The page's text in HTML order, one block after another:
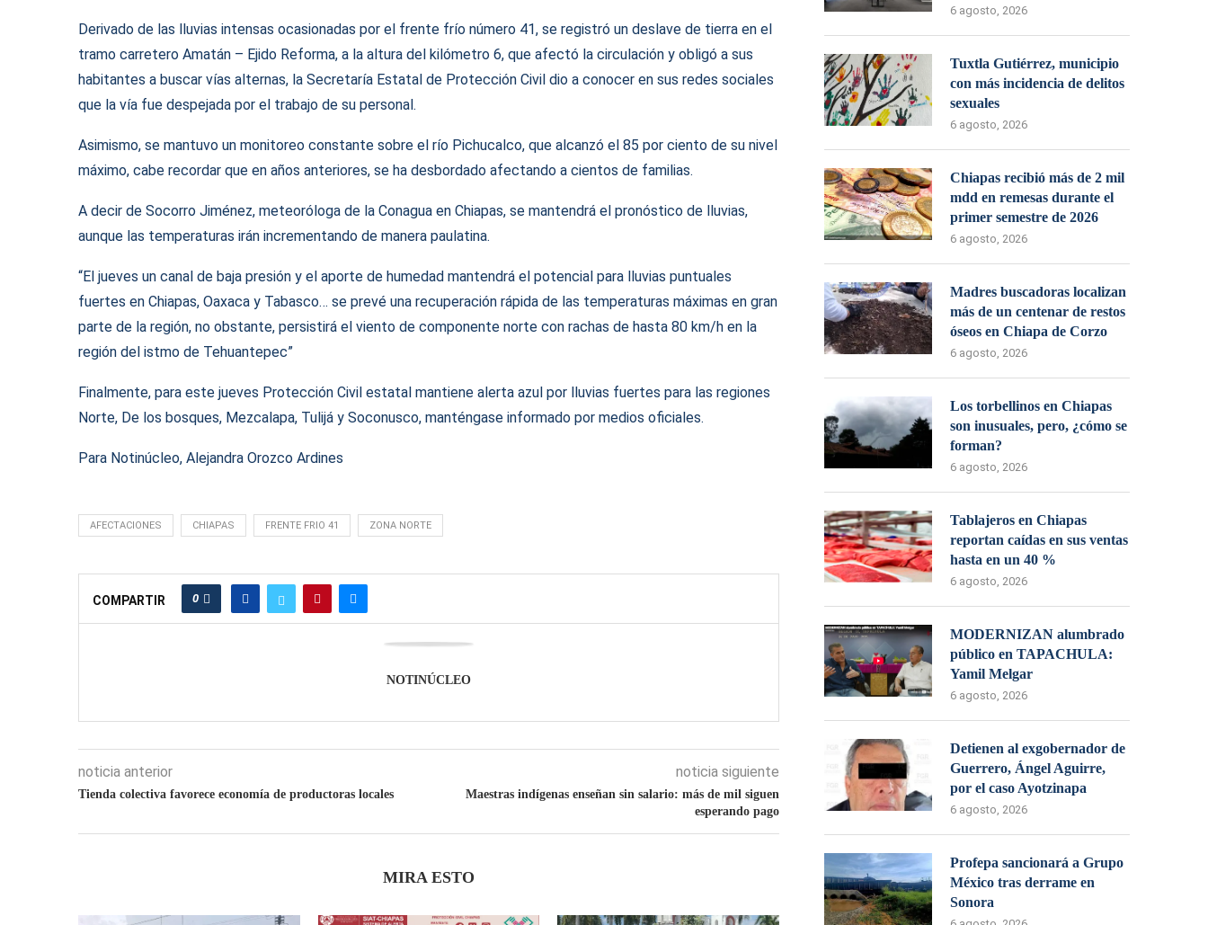
Derivado de las lluvias intensas ocasionadas por el frente frío número 41, se registró un deslave de tierra en el
tramo carretero Amatán – Ejido Reforma, a la altura del kilómetro 6, que afectó la circulación y obligó a sus
habitantes a buscar vías alternas, la Secretaría Estatal de Protección Civil dio a conocer en sus redes sociales
que la vía fue despejada por el trabajo de su personal.
Asimismo, se mantuvo un monitoreo constante sobre el río Pichucalco, que alcanzó el 85 por ciento de su nivel
máximo, cabe recordar que en años anteriores, se ha desbordado afectando a cientos de familias.
A decir de Socorro Jiménez, meteoróloga de la Conagua en Chiapas, se mantendrá el pronóstico de lluvias,
aunque las temperaturas irán incrementando de manera paulatina.
“El jueves un canal de baja presión y el aporte de humedad mantendrá el potencial para lluvias puntuales
fuertes en Chiapas, Oaxaca y Tabasco… se prevé una recuperación rápida de las temperaturas máximas en gran
parte de la región, no obstante, persistirá el viento de componente norte con rachas de hasta 80 km/h en la
región del istmo de Tehuantepec”
Finalmente, para este jueves Protección Civil estatal mantiene alerta azul por lluvias fuertes para las regiones
Norte, De los bosques, Mezcalapa, Tulijá y Soconusco, manténgase informado por medios oficiales.
Para Notinúcleo, Alejandra Orozco Ardines
AFECTACIONES CHIAPAS FRENTE FRIO 41 ZONA NORTE
COMPARTIR 0
NOTINÚCLEO
noticia anterior
Tienda colectiva favorece economía de productoras locales
noticia siguiente
Maestras indígenas enseñan sin salario: más de mil siguen
esperando pago
MIRA ESTO
6 agosto, 2026
Tuxtla Gutiérrez, municipio
con más incidencia de delitos
sexuales
6 agosto, 2026
Chiapas recibió más de 2 mil
mdd en remesas durante el
primer semestre de 2026
6 agosto, 2026
Madres buscadoras localizan
más de un centenar de restos
óseos en Chiapa de Corzo
6 agosto, 2026
Los torbellinos en Chiapas
son inusuales, pero, ¿cómo se
forman?
6 agosto, 2026
Tablajeros en Chiapas
reportan caídas en sus ventas
hasta en un 40 %
6 agosto, 2026
MODERNIZAN alumbrado
público en TAPACHULA:
Yamil Melgar
6 agosto, 2026
Detienen al exgobernador de
Guerrero, Ángel Aguirre,
por el caso Ayotzinapa
6 agosto, 2026
Profepa sancionará a Grupo
México tras derrame en
Sonora